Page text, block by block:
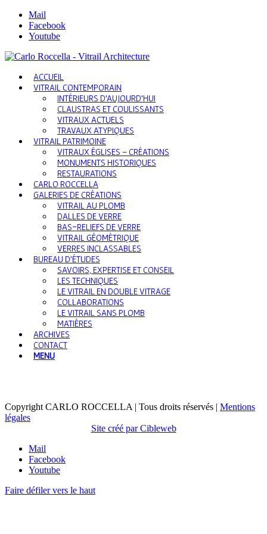
Mail
Facebook
Youtube
ACCUEIL
VITRAIL CONTEMPORAIN
INTÉRIEURS D’AUJOURD’HUI
CLAUSTRAS ET COULISSANTS
VITRAUX ACTUELS
TRAVAUX ATYPIQUES
VITRAIL PATRIMOINE
VITRAUX ÉGLISES – CRÉATIONS
MONUMENTS HISTORIQUES
RESTAURATIONS
CARLO ROCCELLA
GALERIES DE CRÉATIONS
VITRAIL AU PLOMB
DALLES DE VERRE
BAS-RELIEFS DE VERRE
VITRAIL GÉOMÉTRIQUE
VERRES INCLASSABLES
BUREAU D’ÉTUDES
SAVOIRS, EXPERTISE ET CONSEIL
LES TECHNIQUES
LE VITRAIL EN DOUBLE VITRAGE
COLLABORATIONS
LE VITRAIL SANS PLOMB
MATIÈRES
ARCHIVES
CONTACT
MENU
Copyright CARLO ROCCELLA | Tous droits réservés | Mentions
légales
Site créé par Cibleweb
Mail
Facebook
Youtube
Faire défiler vers le haut